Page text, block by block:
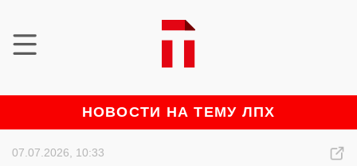
НОВОСТИ НА ТЕМУ ЛПХ
07.07.2026, 10:33